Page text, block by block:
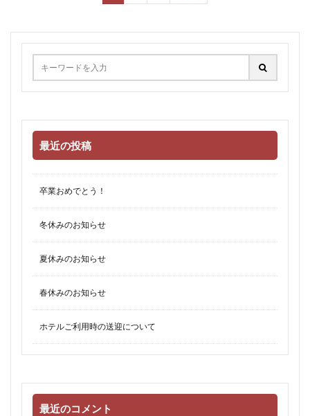
最近の投稿
卒業おめでとう！
冬休みのお知らせ
夏休みのお知らせ
春休みのお知らせ
ホテルご利用時の送迎について
最近のコメント